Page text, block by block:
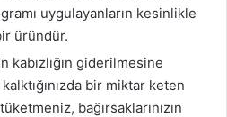
uygulayanların kesinlikle
üründür.
kabızlığın giderilmesine
bir miktar keten
bağırsaklarınızın